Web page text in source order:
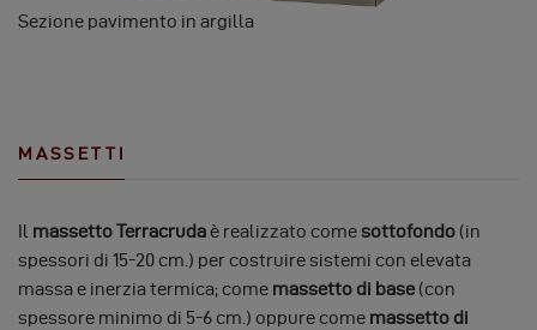
Sezione pavimento in argilla
MASSETTI
Il massetto Terracruda è realizzato comesottofondo (in
spessori di 15-20 cm.) per costruire sistemi con elevata
massa e inerzia termica; come massetto di base (con
spessore minimo di 5-6 cm.) oppure come massetto di
E